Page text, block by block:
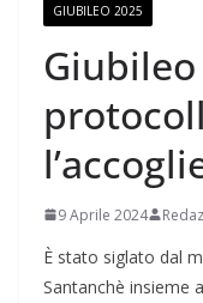
GIUBILEO 2025
Giubileo
9 Aprile 2024
È stato siglato dal
Santanchè insieme